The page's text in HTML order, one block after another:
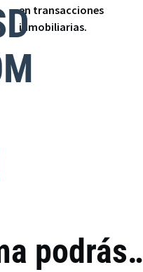
en transacciones
inmobiliarias.